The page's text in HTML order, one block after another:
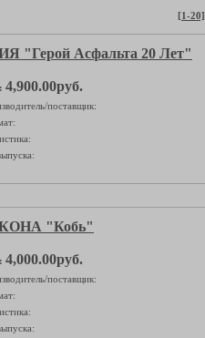
[1-20]
"Герой Асфальта 20 Лет"
4,900.00руб.
поставщик:
"Кобь"
4,000.00руб.
поставщик: